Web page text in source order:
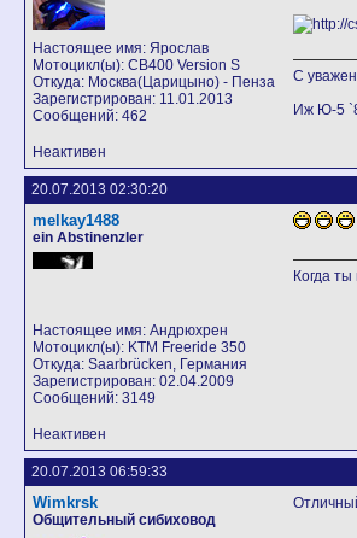
Настоящее имя: Ярослав
Мотоцикл(ы): CB400 Version S
Откуда: Москва(Царицыно) - Пенза
Зарегистрирован: 11.01.2013
Сообщений: 462
С
Иж Ю-5
Неактивен
20.07.2013 02:30:20
melkay1488
ein Abstinenzler
Настоящее имя: Андрюхрен
Мотоцикл(ы): KTM Freeride 350
Откуда: Saarbrücken, Германия
Зарегистрирован: 02.04.2009
Сообщений: 3149
Когда
Неактивен
20.07.2013 06:59:33
Wimkrsk
Общительный сибиховод